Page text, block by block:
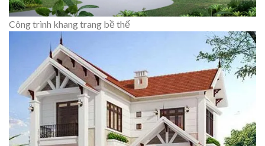
Công trình khang trang bề thế